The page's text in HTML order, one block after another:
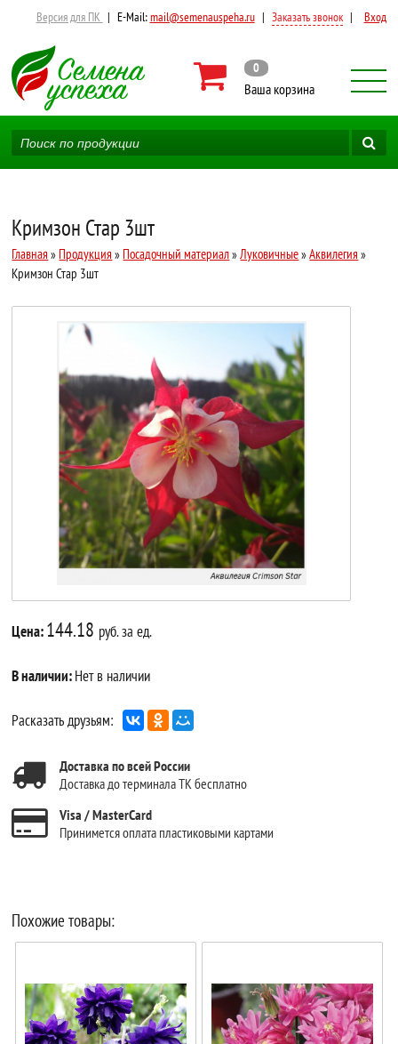
Версия для ПК | E-Mail:mail@semenauspeha.ru | Заказать звонок | Вход
0
Ваша корзина
Кримзон Стар 3шт
Главная » Продукция » Посадочный материал» Луковичные»Аквилегия »
Кримзон Стар 3шт
Цена:144.18 руб. за ед.
В наличии:Нет в наличии
Расказать друзьям:
Доставка по всей России
Доставка до терминала ТК бесплатно
Visa / MasterCard
Принимется оплата пластиковыми картами
Похожие товары: